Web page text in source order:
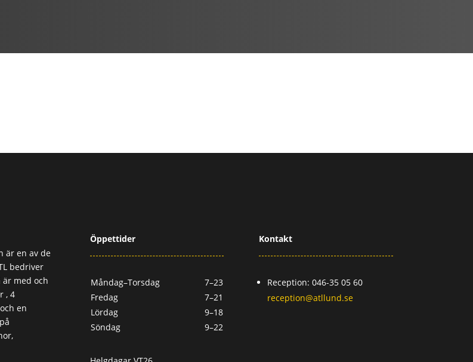
är en av de
bedriver
är med och
, 4
en
Öppettider
Måndag–Torsdag
7–23
Fredag
7–21
Lördag
9–18
Söndag
9–22
Kontakt
Reception: 046-35 05 60
reception@atllund.se